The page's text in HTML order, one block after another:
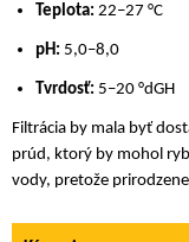
Teplota: 22–27 °C
pH: 5,0–8,0
Tvrdosť: 5–20 °dGH
Filtrácia by mala byť
prúd, ktorý by mohol
vody, pretože